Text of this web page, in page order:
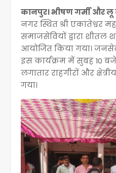
कानपुर। भीषण गर्मी और लू
नगर स्थित श्री एकांतेश्वर
समाजसेवियों द्वारा शीतल
आयोजित किया गया।
इस कार्यक्रम में सुबह 10
लगातार राहगीरों और
गया।